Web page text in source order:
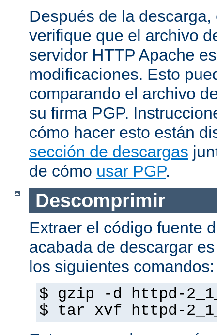
Después de la
verifique que el archivo
servidor HTTP Apache
modificaciones. Esto
comparando el archivo
su firma PGP.
cómo hacer esto están
sección de descargas
de cómo usar PGP.
Descomprimir
Extraer el código fuente
acabada de descargar
los siguientes comandos:
$ gzip -d httpd-
$ tar xvf httpd-